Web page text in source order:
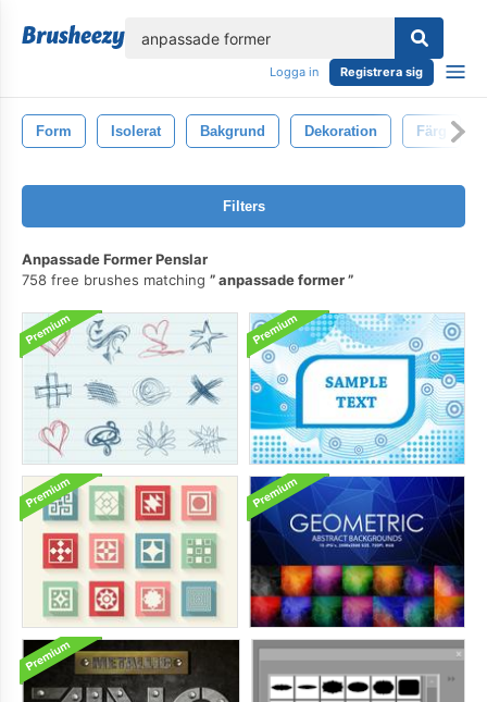
Logga in Registrera sig
Form Isolerat Bakgrund Dekoration Färg
Filters
Anpassade Former Penslar
758 free brushes matching
anpassade former